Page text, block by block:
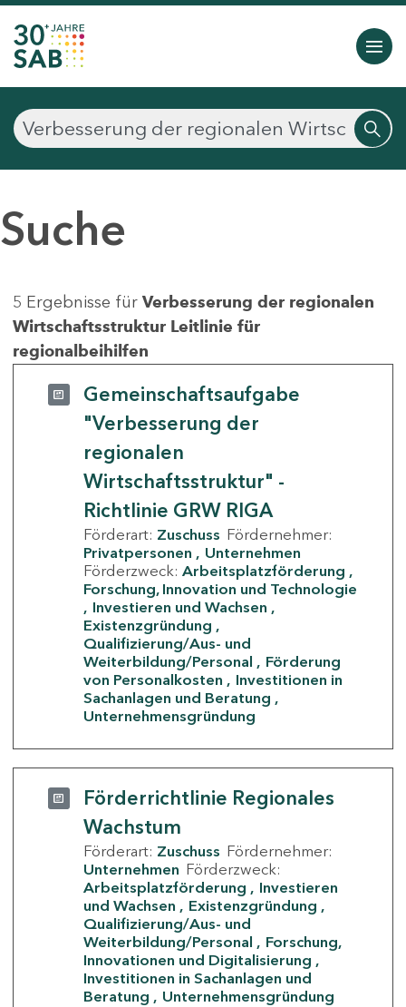
Suche
5 Ergebnisse für Verbesserung der regionalen
Wirtschaftsstruktur Leitlinie für
regionalbeihilfen
Gemeinschaftsaufgabe
"Verbesserung der
regionalen
Wirtschaftsstruktur" -
Richtlinie GRW RIGA
Förderart: Zuschuss Fördernehmer:
Privatpersonen
Unternehmen
Förderzweck: Arbeitsplatzförderung
Forschung, Innovation und Technologie
Investieren und Wachsen
Existenzgründung
Qualifizierung/Aus- und
Weiterbildung/Personal
Förderung
von Personalkosten
Investitionen in
Sachanlagen und Beratung
Unternehmensgründung
Förderrichtlinie Regionales
Wachstum
Förderart: Zuschuss Fördernehmer:
Unternehmen Förderzweck:
Arbeitsplatzförderung
Investieren
und Wachsen
Existenzgründung
Qualifizierung/Aus- und
Weiterbildung/Personal
Forschung,
Innovationen und Digitalisierung
Investitionen in Sachanlagen und
Beratung
Unternehmensgründung